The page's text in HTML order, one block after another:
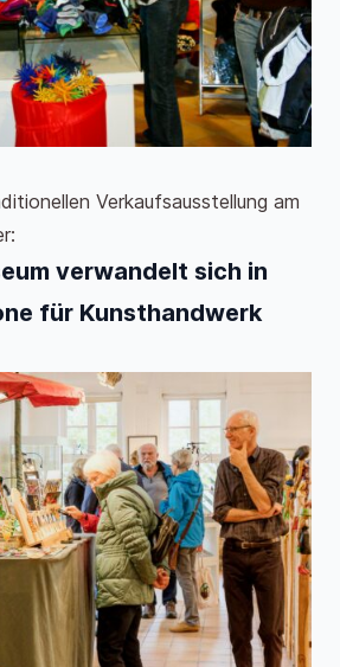
Verkaufsausstellung am
verwandelt sich in
für Kunsthandwerk